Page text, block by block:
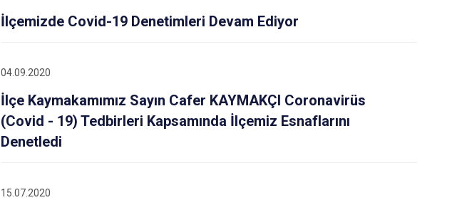
İlçemizde Covid-19 Denetimleri Devam Ediyor
04.09.2020
İlçe Kaymakamımız Sayın Cafer KAYMAKÇI Coronavirüs
(Covid - 19) Tedbirleri Kapsamında İlçemiz Esnaflarını
Denetledi
15.07.2020